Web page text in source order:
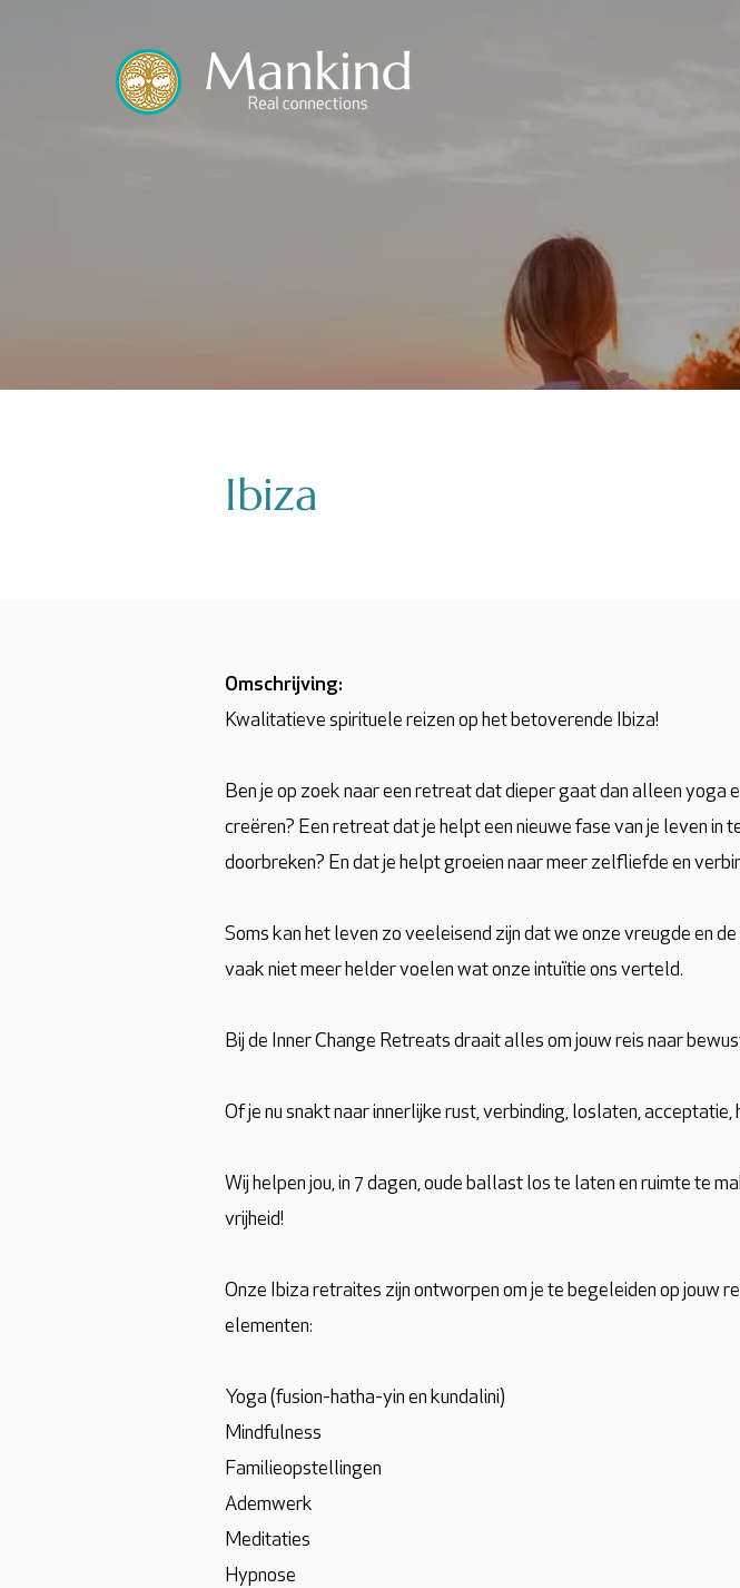
Ibiza
Omschrijving:
Kwalitatieve spirituele reizen op het betoverende Ibiza!
Ben je op zoek naar een retreat dat dieper gaat dan alleen yoga
creëren? Een retreat dat je helpt een nieuwe fase van je leven in
doorbreken? En dat je helpt groeien naar meer zelfliefde en
Soms kan het leven zo veeleisend zijn dat we onze vreugde en
vaak niet meer helder voelen wat onze intuïtie ons verteld.
Bij de Inner Change Retreats draait alles om jouw reis naar
Of je nu snakt naar innerlijke rust, verbinding, loslaten,
Wij helpen jou, in 7 dagen, oude ballast los te laten en ruimte te
vrijheid!
Onze Ibiza retraites zijn ontworpen om je te begeleiden op
elementen:
Yoga (fusion-hatha-yin en kundalini)
Mindfulness
Familieopstellingen
Ademwerk
Meditaties
Hypnose